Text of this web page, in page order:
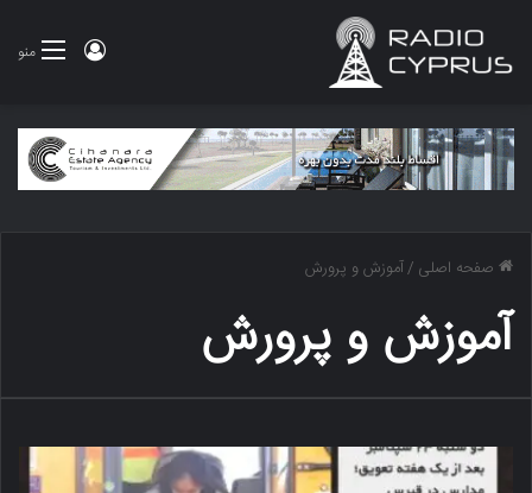
منو ورود
صفحه اصلی /آموزش و پرورش
آموزش و پرورش